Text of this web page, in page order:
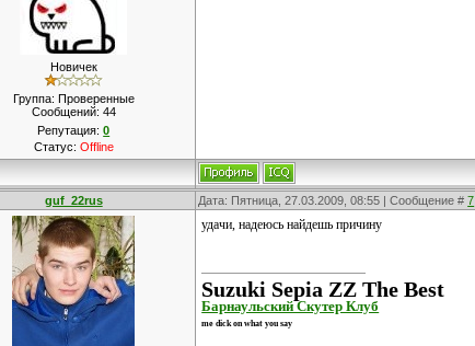
Новичек
Группа: Проверенные
Сообщений: 44
Репутация:0
Статус: Offline
guf_22rus Дата: Пятница, 27.03.2009, 08:55 | Сообщение #7
удачи, надеюсь найдешь причину
Suzuki Sepia ZZ The Best
Барнаульский Скутер Клуб
me dick on what you say